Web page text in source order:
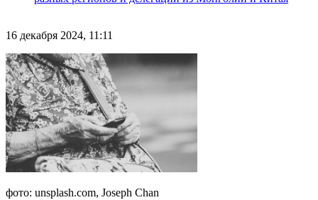
16 декабря 2024, 11:11
фото: unsplash.com, Joseph Chan